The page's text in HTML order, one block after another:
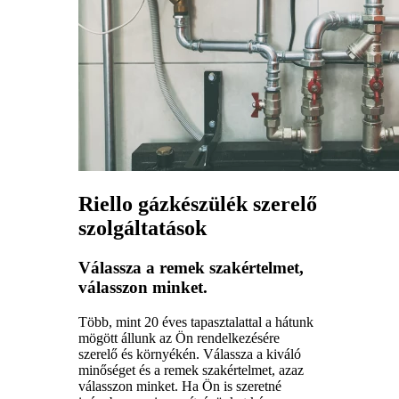
Riello gázkészülék szerelő
szolgáltatások
Válassza a remek szakértelmet,
válasszon minket.
Több, mint 20 éves tapasztalattal a hátunk
mögött állunk az Ön rendelkezésére
szerelő és környékén. Válassza a kiváló
minőséget és a remek szakértelmet, azaz
válasszon minket. Ha Ön is szeretné